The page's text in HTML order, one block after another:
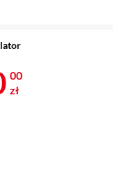
790 zł
00
zł